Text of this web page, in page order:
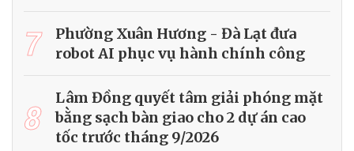
7
Phường Xuân Hương - Đà Lạt đưa
robot AI phục vụ hành chính công
8
Lâm Đồng quyết tâm giải phóng mặt
bằng sạch bàn giao cho 2 dự án cao
tốc trước tháng 9/2026